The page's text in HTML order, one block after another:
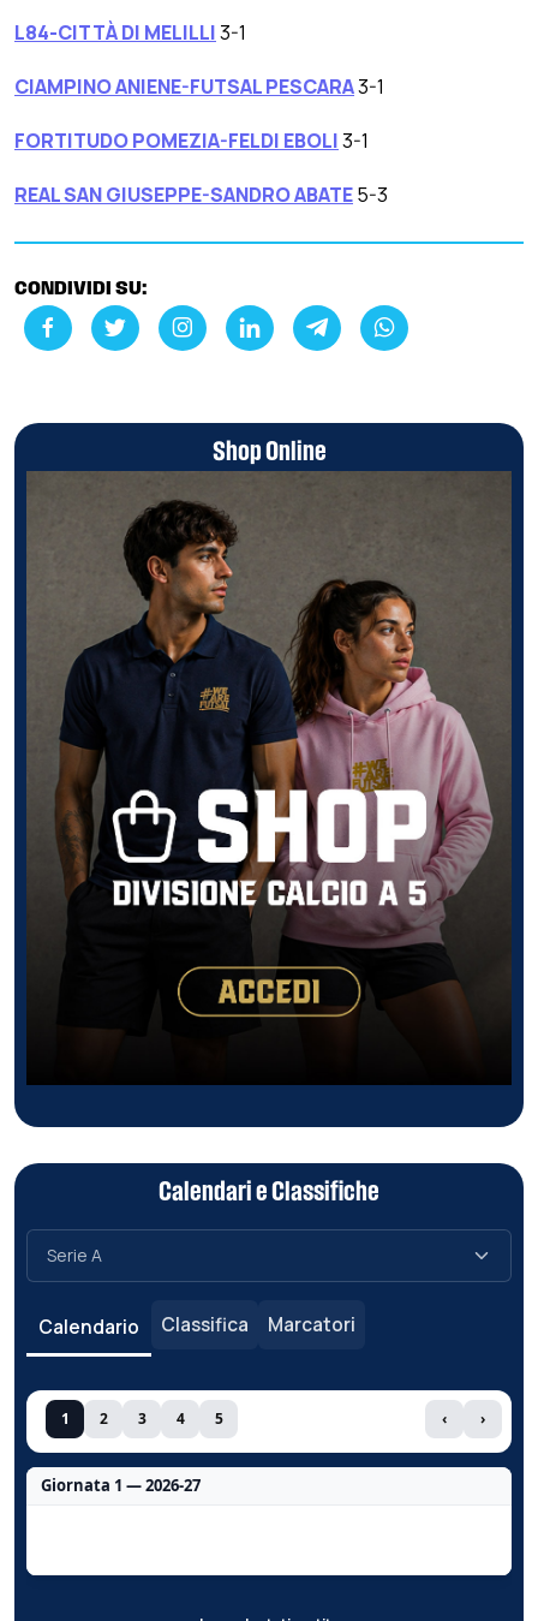
L84-CITTÀ DI MELILLI3-1
CIAMPINO ANIENE-FUTSAL PESCARA3-1
FORTITUDO POMEZIA-FELDI EBOLI3-1
REAL SAN GIUSEPPE-SANDRO ABATE5-3
CONDIVIDI SU:
Shop Online
Calendari e Classifiche
Calendario Classifica Marcatori
1 2 3 4 5 ‹ ›
Giornata 1 — 2026-27